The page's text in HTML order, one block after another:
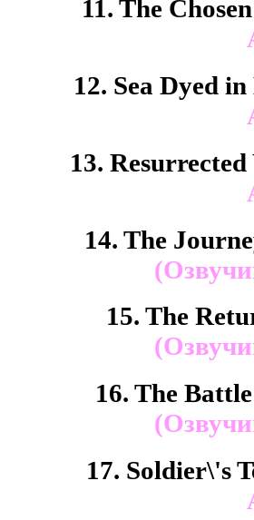
11. The
12. Sea Dyed
13.
14. The
15. The
16. The
17. Soldier\'s